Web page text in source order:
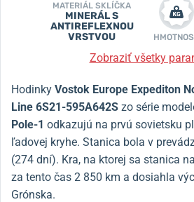
MATERIÁL SKLÍČKA
MINERÁL S
ANTIREFLEXNOU
VRSTVOU
Zobraziť všetky
Hodinky Vostok Europe Expediton
Line 6S21-595A642S zo série
Pole-1 odkazujú na prvú sovietsku
ľadovej kryhe. Stanica bola v
(274 dní). Kra, na ktorej sa stanica
za tento čas 2 850 km a dosiahla
Grónska.